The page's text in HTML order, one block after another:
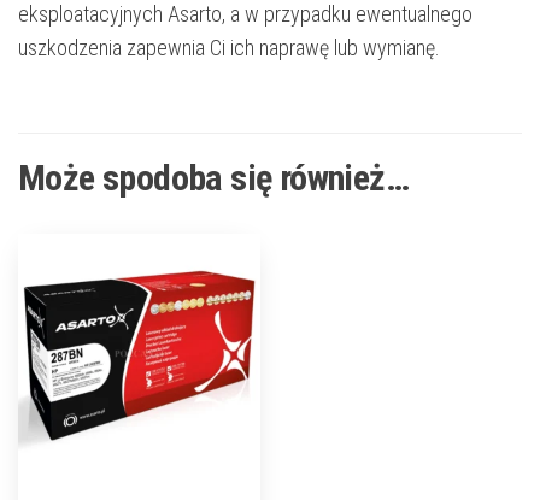
eksploatacyjnych Asarto, a w przypadku ewentualnego
uszkodzenia zapewnia Ci ich naprawę lub wymianę.
Może spodoba się również…